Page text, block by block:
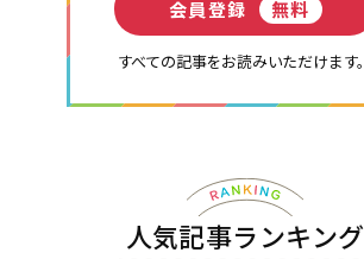
会員登録 無料
すべての記事をお読みいただけます。
人気記事ランキング